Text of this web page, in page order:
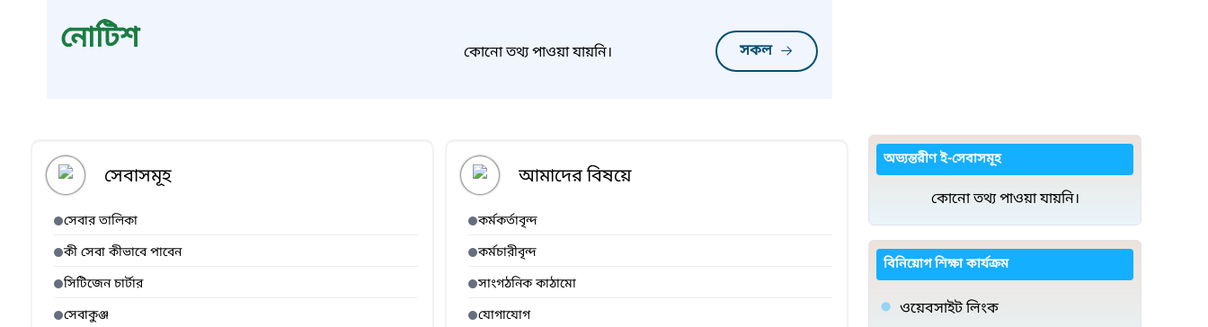
নোটিশ সকল
কোনো তথ্য পাওয়া যায়নি।
সেবাসমূহ
সেবার তালিকা
কী সেবা কীভাবে পাবেন
সিটিজেন চার্টার
সেবাকুঞ্জ
আমাদের বিষয়ে
কর্মকর্তাবৃন্দ
কর্মচারীবৃন্দ
সাংগঠনিক কাঠামো
যোগাযোগ
অভ্যন্তরীণ ই-সেবাসমূহ
কোনো তথ্য পাওয়া যায়নি।
বিনিয়োগ শিক্ষা কার্যক্রম
ওয়েবসাইট লিংক